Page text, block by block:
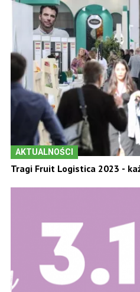
AKTUALNOŚCI
Tragi Fruit Logistica 2023 -